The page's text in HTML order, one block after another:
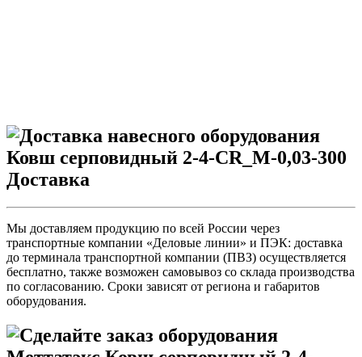
Доставка
Мы доставляем продукцию по всей России через
транспортные компании «Деловые линии» и ПЭК: доставка
до терминала транспортной компании (ПВЗ) осуществляется
бесплатно, также возможен самовывоз со склада производства
по согласованию. Сроки зависят от региона и габаритов
оборудования.